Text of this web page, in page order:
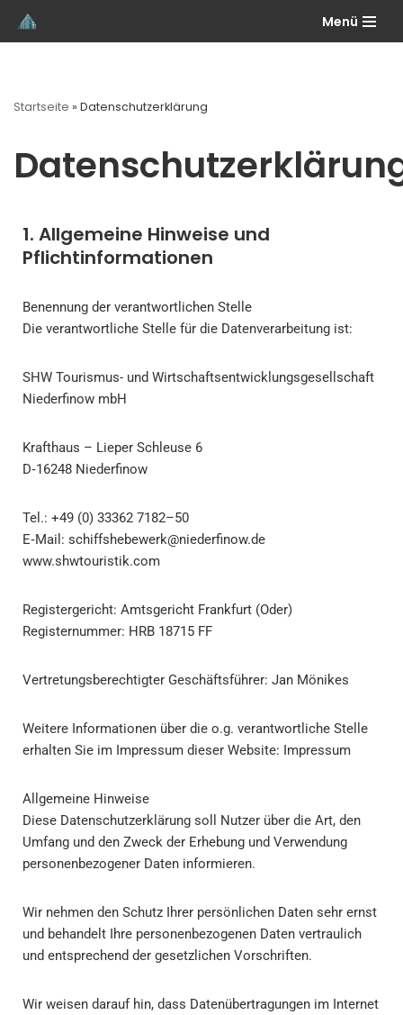
Zum
Menü
Startseite » Datenschutzerklärung
1. Allgemeine Hinweise und
Pflichtinformationen
Benennung der verantwortlichen Stelle
Die verantwortliche Stelle für die Datenverarbeitung ist:
SHW Tourismus- und Wirtschaftsentwicklungsgesellschaft
Niederfinow mbH
Krafthaus – Lieper Schleuse 6
D‑16248 Niederfinow
Tel.: +49 (0) 33362 7182–50
E‑Mail: schiffshebewerk@niederfinow.de
www.shwtouristik.com
Registergericht: Amtsgericht Frankfurt (Oder)
Registernummer: HRB 18715 FF
Vertretungsberechtigter Geschäftsführer: Jan Mönikes
Weitere Informationen über die o.g. verantwortliche Stelle
erhalten Sie im Impressum dieser Website: Impressum
Allgemeine Hinweise
Diese Datenschutzerklärung soll Nutzer über die Art, den
Umfang und den Zweck der Erhebung und Verwendung
personenbezogener Daten informieren.
Wir nehmen den Schutz Ihrer persönlichen Daten sehr ernst
und behandelt Ihre personenbezogenen Daten vertraulich
und entsprechend der gesetzlichen Vorschriften.
Wir weisen darauf hin, dass Datenübertragungen im Internet